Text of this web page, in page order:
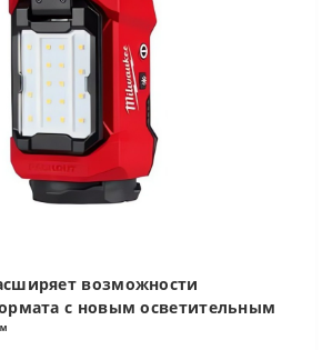
возможности
с новым осветительным